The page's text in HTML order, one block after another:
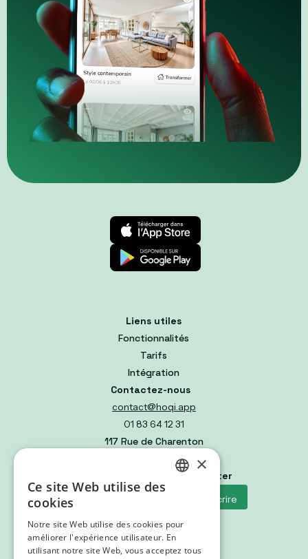
Liens utiles
Fonctionnalités
Tarifs
Intégration
Contactez-nous
contact@hoqi.app
01 83 64 12 31
117 Rue de Charenton
75012 Paris 12, France
Abonnez-vous à notre newsletter
Suivez-nous
FRENCH
ENGLISH
×
Ce site Web utilise des
cookies
Notre site Web utilise des cookies pour
améliorer l'expérience utilisateur. En
utilisant notre site Web, vous acceptez tous